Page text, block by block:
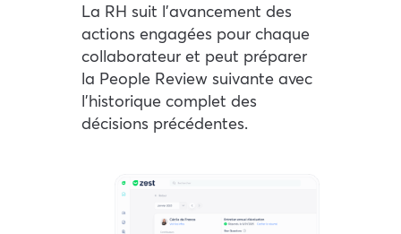
La RH suit l’avancement des
actions engagées pour chaque
collaborateur et peut préparer
la People Review suivante avec
l’historique complet des
décisions précédentes.